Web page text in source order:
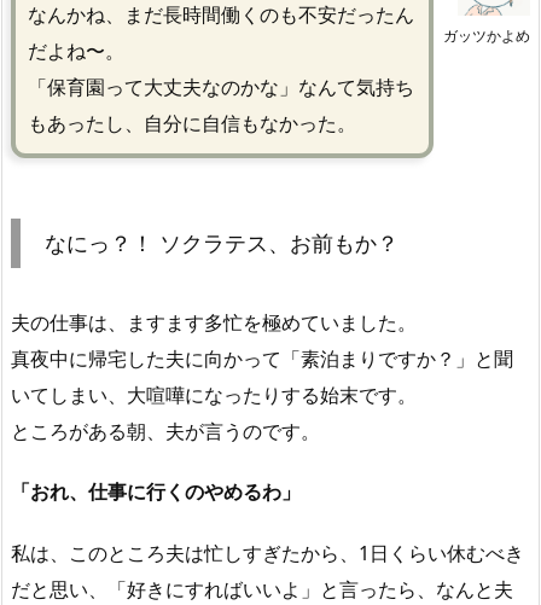
ガッツかよめ
なんかね、まだ長時間働くのも不安だったん
だよね〜。
「保育園って大丈夫なのかな」なんて気持ち
もあったし、自分に自信もなかった。
なにっ？！ ソクラテス、お前もか？
夫の仕事は、ますます多忙を極めていました。
真夜中に帰宅した夫に向かって「素泊まりですか？」と聞
いてしまい、大喧嘩になったりする始末です。
ところがある朝、夫が言うのです。
「おれ、仕事に行くのやめるわ」
私は、このところ夫は忙しすぎたから、1日くらい休むべき
だと思い、「好きにすればいいよ」と言ったら、なんと夫